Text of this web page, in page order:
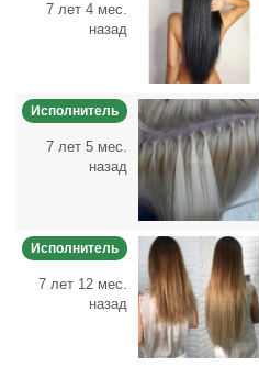
7 лет 4 мес.
назад
Исполнитель
7 лет 5 мес.
назад
Исполнитель
7 лет 12 мес.
назад